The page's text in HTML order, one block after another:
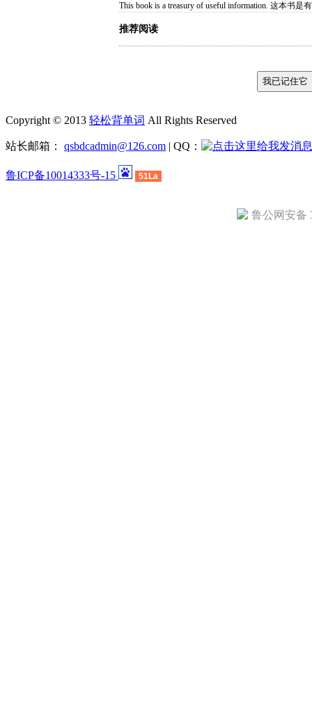
This book is a treasury of useful information. 这本书是
推荐阅读
Copyright © 2013 轻松背单词 All Rights Reserved
站长邮箱： qsbdcadmin@126.com | QQ：
鲁ICP备10014333号-15 51La
鲁公网安备